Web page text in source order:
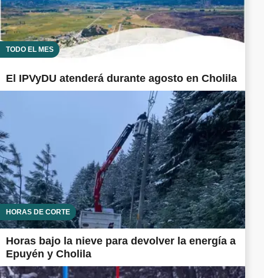
TODO EL MES
El IPVyDU atenderá durante agosto en Cholila
HORAS DE CORTE
Horas bajo la nieve para devolver la energía a
Epuyén y Cholila